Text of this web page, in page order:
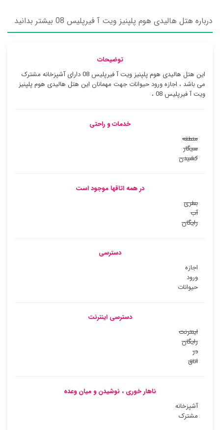
درباره هتل هالیدی هوم پلپنیز ویت آ فیرپلیس 08 بیشتر بدانید
توضیحات
این هتل هالیدی هوم پلپنیز ویت آ فیرپلیس 08 دارای آشپزخانه مشترک
می باشد ، اجازه ورود حیوانات جهت مهمانان این هتل هالیدی هوم پلپنیز
ویت آ فیرپلیس 08 ،
خدمات و راحتی
منطقه
سیگار
کشیدن
در همه اتاقها موجود است
بطری
آب
رایگان
دسترسی
اجازه
ورود
حیوانات
دسترسی اینترنت
اینترنت
رایگان
در
اتاق
ناهار خوری ، نوشیدن و میان وعده
آشپزخانه
مشترک